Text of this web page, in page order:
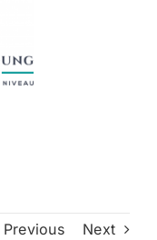
Previous Next